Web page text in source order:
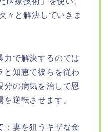
々と解決していきま
力で解決するのでは
と知恵で彼らを従わ
分の病気を治して恩
逆転させます。
：妻を狙うキザな金